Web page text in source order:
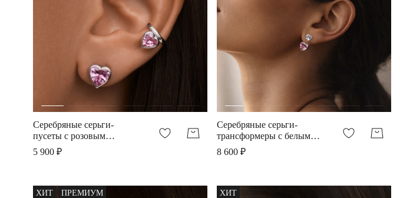
Серебряные серьги-
пусеты с розовым
сердцем
5 900 ₽
Серебряные серьги-
трансформеры с белым и
розовым сердцами
8 600 ₽
ХИТ ПРЕМИУМ ХИТ